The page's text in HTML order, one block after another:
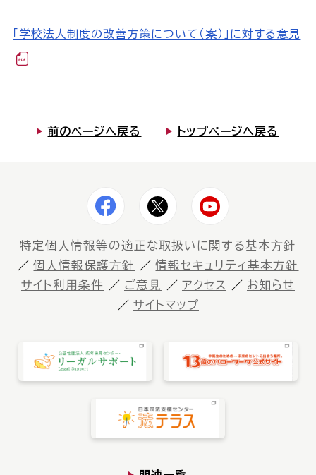
「学校法人制度の改善方策について（案）」に対する意見
前のページへ戻る トップページへ戻る
特定個⼈情報等の適正な取扱いに関する基本⽅針
個⼈情報保護⽅針
情報セキュリティ基本方針
サイト利⽤条件
ご意⾒ アクセス
お知らせ
サイトマップ